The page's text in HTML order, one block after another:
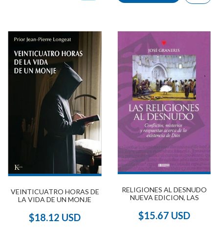
VEINTICUATRO HORAS DE
LA VIDA DE UN MONJE
$18.12 USD
RELIGIONES AL DESNUDO
NUEVA EDICION, LAS
$15.67 USD